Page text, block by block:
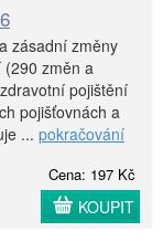
zásadní změny
změn a
pojištění
pojišťovnách a
... pokračování
Cena: 197 Kč
KOUPIT